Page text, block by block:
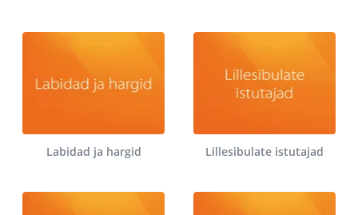
Labidad ja hargid Lillesibulate istutajad